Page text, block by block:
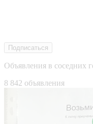
Подписаться
Объявления в соседних
8 842 объявления